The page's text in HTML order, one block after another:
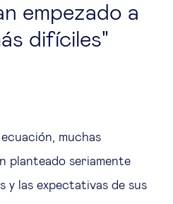
empezado a
difíciles
muchas
planteado seriamente
y las expectativas de sus